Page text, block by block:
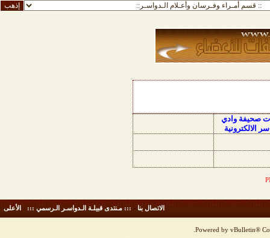
صحيفة وادي
الالكترونية
الاتصال بنا - ::: مـنتدى قبيلـة الـدواسـر الـرسمي ::: - الأعلى
Powered by vBulletin®